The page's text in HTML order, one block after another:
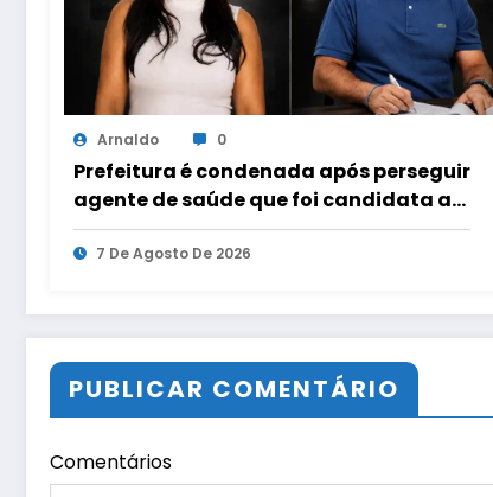
Arnaldo 0
Prefeitura é condenada após perseguir
agente de saúde que foi candidata a
vereadora em Teotônio Vilela
7 De Agosto De 2026
PUBLICAR COMENTÁRIO
Comentários